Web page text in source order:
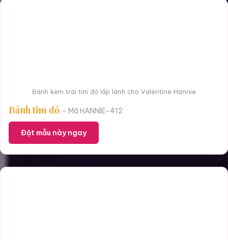
Bánh kem trái tim đỏ lấp lánh cho Valentine Hannie
Bánh tim đỏ – Mã HANNIE-412
Đặt mẫu này ngay